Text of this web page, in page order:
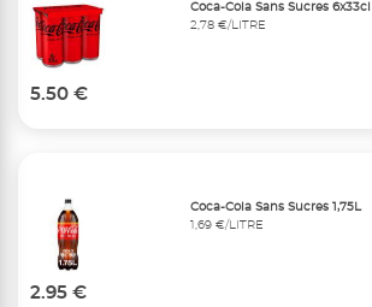
Coca-Cola Sans Sucres 6x33cl
2,78 €/LITRE
5.50 €
Coca-Cola Sans Sucres 1,75L
1,69 €/LITRE
2.95 €